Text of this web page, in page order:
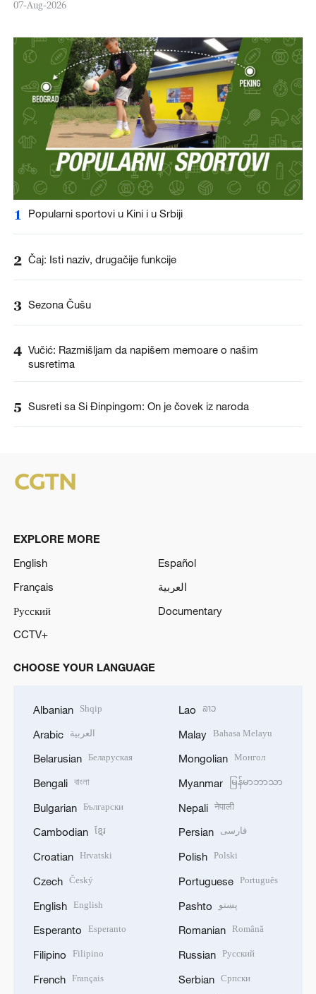
07-Aug-2026
1 Popularni sportovi u Kini i u Srbiji
2 Čaj: Isti naziv, drugačije funkcije
3 Sezona Čušu
4 Vučić: Razmišljam da napišem memoare o našim
susretima
5 Susreti sa Si Đinpingom: On je čovek iz naroda
EXPLORE MORE
English
Español
Français
العربية
Русский
Documentary
CCTV+
CHOOSE YOUR LANGUAGE
Albanian Shqip
Arabic العربية
Belarusian Беларуская
Bengali বাংলা
Bulgarian Български
Cambodian ខ្មែរ
Croatian Hrvatski
Czech Český
English English
Esperanto Esperanto
Filipino Filipino
French Français
Lao ລາວ
Malay Bahasa Melayu
Mongolian Монгол
Myanmar မြန်မာဘာသာ
Nepali नेपाली
Persian فارسی
Polish Polski
Portuguese Português
Pashto پښتو
Romanian Română
Russian Русский
Serbian Српски